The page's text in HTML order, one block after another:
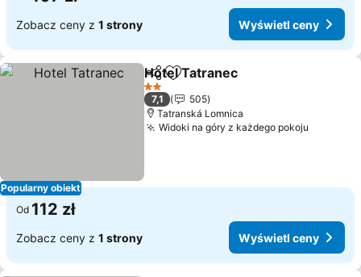
Zobacz ceny z 1 strony Wyświetl ceny
Popularny obiekt
Udostępnij
Dodaj do ulubionych
Hotel Tatranec
2 Kategoria
7,1
505
Tatranská Lomnica
Widoki na góry z każdego pokoju
Od 112 zł
Zobacz ceny z 1 strony Wyświetl ceny